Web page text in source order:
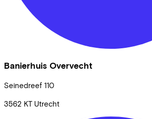
Banierhuis Overvecht
Seinedreef 110
3562 KT Utrecht